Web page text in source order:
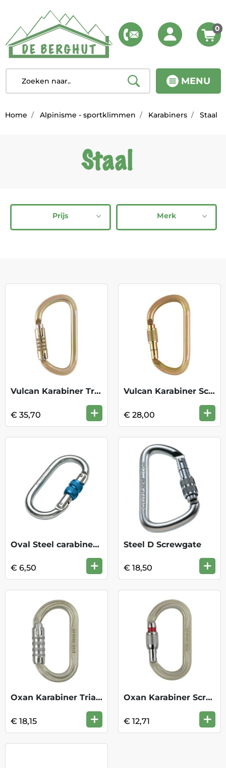
MENU
0
Home Alpinisme - sportklimmen Karabiners Staal
Staal
Prijs Merk
Vulcan Karabiner Triact Lock M073 TL
€ 35,70 +
Vulcan Karabiner Screw Lock M73 SL
€ 28,00 +
Oval Steel carabiner Screw gate
€ 6,50 +
Steel D Screwgate
€ 18,50 +
Oxan Karabiner Triact Lock M72A TL
€ 18,15 +
Oxan Karabiner Screw Lock M72A SL
€ 12,71 +